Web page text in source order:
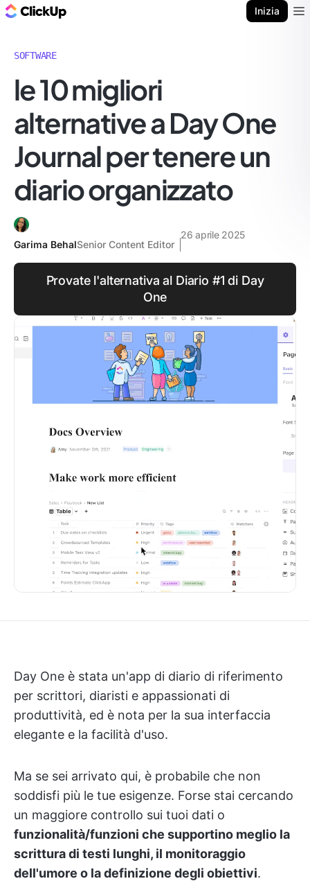
Inizia
SOFTWARE
le 10 migliori
alternative a Day One
Journal per tenere un
diario organizzato
Garima BehalSenior Content Editor
26 aprile 2025
Provate l'alternativa al Diario #1 di Day
One
Day One è stata un'app di diario di riferimento
per scrittori, diaristi e appassionati di
produttività, ed è nota per la sua interfaccia
elegante e la facilità d'uso.
Ma se sei arrivato qui, è probabile che non
soddisfi più le tue esigenze. Forse stai cercando
un maggiore controllo sui tuoi dati o
funzionalità/funzioni che supportino meglio la
scrittura di testi lunghi, il monitoraggio
dell'umore o la definizione degli obiettivi.